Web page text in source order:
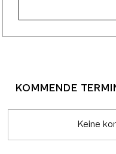
KOMMENDE
Keine